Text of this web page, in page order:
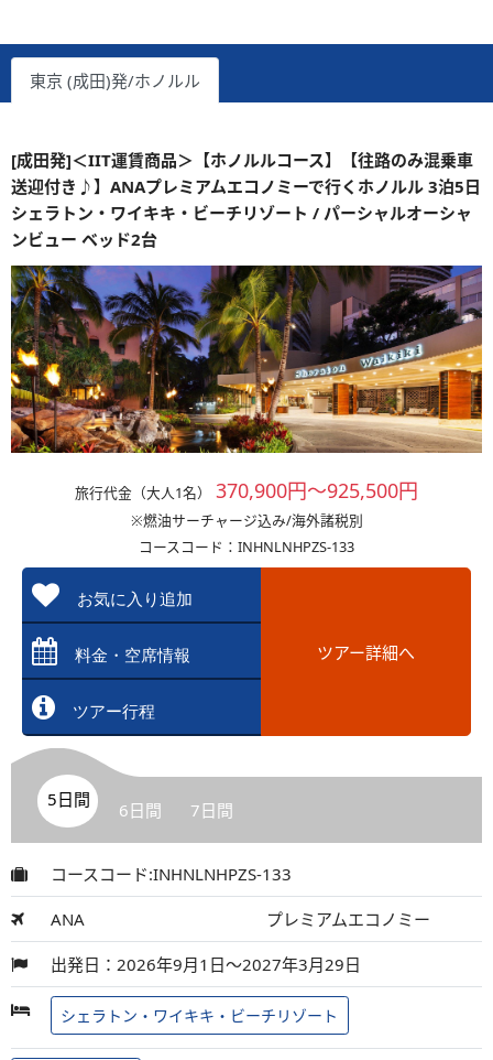
東京 (成田)発/ホノルル
[成田発]＜IIT運賃商品＞【ホノルルコース】【往路のみ混乗車
送迎付き♪】ANAプレミアムエコノミーで行くホノルル 3泊5日
シェラトン・ワイキキ・ビーチリゾート / パーシャルオーシャ
ンビュー ベッド2台
旅行代金（大人1名） 370,900円～925,500円
※燃油サーチャージ込み/海外諸税別
コースコード：INHNLNHPZS-133
お気に入り追加
料金・空席情報
ツアー行程
ツアー詳細へ
5日間 6日間 7日間
コースコード:INHNLNHPZS-133
ANA プレミアムエコノミー
出発日：2026年9月1日～2027年3月29日
シェラトン・ワイキキ・ビーチリゾート